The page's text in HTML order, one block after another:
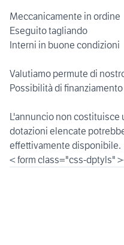
Meccanicamente in ordine
Eseguito tagliando
Interni in buone condizioni
Valutiamo permute di
Possibilità di finanziamento
L'annuncio non costituisce
dotazioni elencate
effettivamente disponibile.
< form class="css-dptyls"